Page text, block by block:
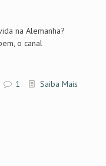
na Alemanha?
o canal
1 Saiba Mais